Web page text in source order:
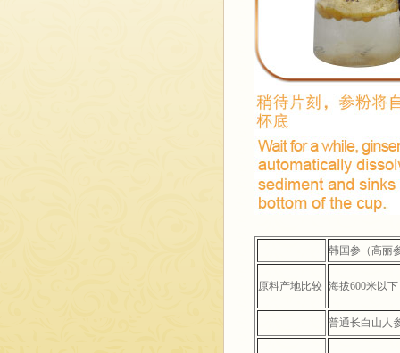
韩国参（高丽
原料产地比较 海拔600米以下
普通长白山人